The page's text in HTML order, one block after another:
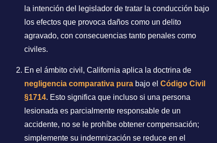
la intención del legislador de tratar la conducción bajo
los efectos que provoca daños como un delito
agravado, con consecuencias tanto penales como
civiles.
En el ámbito civil, California aplica la doctrina de
negligencia comparativa pura bajo el Código Civil
§1714. Esto significa que incluso si una persona
lesionada es parcialmente responsable de un
accidente, no se le prohíbe obtener compensación;
simplemente su indemnización se reduce en el